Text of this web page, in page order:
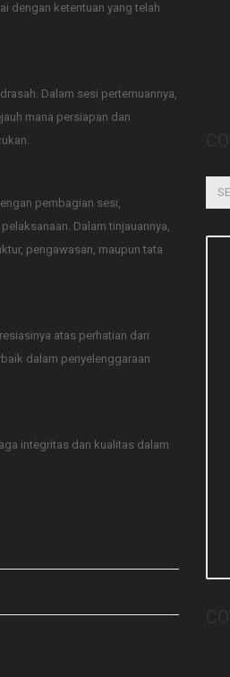
dengan ketentuan yang telah
Dalam sesi pertemuannya,
mana persiapan dan
pembagian sesi,
Dalam tinjauannya,
pengawasan, maupun tata
atas perhatian dari
dalam penyelenggaraan
integritas dan kualitas dalam